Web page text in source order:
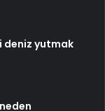
deniz yutmak